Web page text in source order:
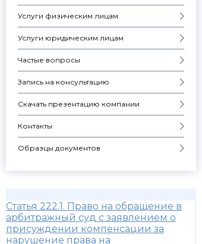
Услуги физическим лицам
Услуги юридическим лицам
Частые вопросы
Запись на консультацию
Скачать презентацию компании
Контакты
Образцы документов
Статья 222.1. Право на обращение в
арбитражный суд с заявлением о
присуждении компенсации за
нарушение права на